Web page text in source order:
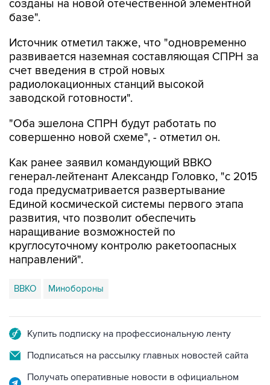
Источник отметил также, что "одновременно
счет введения в строй новых
радиолокационных станций высокой
заводской готовности".
"Оба эшелона СПРН будут работать по
Как ранее заявил командующий ВВКО
года предусматривается развертывание
Единой космической системы первого этапа
развития, что позволит обеспечить
наращивание возможностей по
круглосуточному контролю ракетоопасных
направлений".
ВВКО Минобороны
Подписаться на рассылку главных новостей сайта
Получать оперативные новости в официальном